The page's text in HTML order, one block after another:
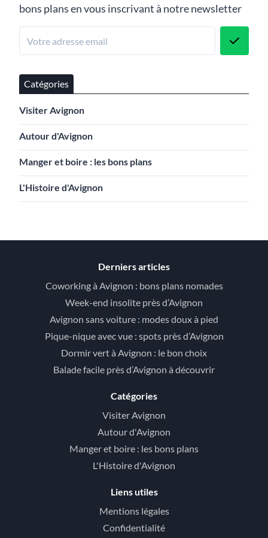
bons plans en vous inscrivant à notre newsletter
Catégories
Visiter Avignon
Autour d'Avignon
Manger et boire : les bons plans
L'Histoire d'Avignon
Derniers articles
Coworking à Avignon : bons plans nomades
Week-end insolite près d’Avignon
Avignon sans voiture : modes doux à pied
Pique-nique avec vue : spots près d’Avignon
Dormir vert à Avignon : le bon choix
Balade facile près d’Avignon à découvrir
Catégories
Visiter Avignon
Autour d'Avignon
Manger et boire : les bons plans
L'Histoire d'Avignon
Liens utiles
Mentions légales
Confidentialité